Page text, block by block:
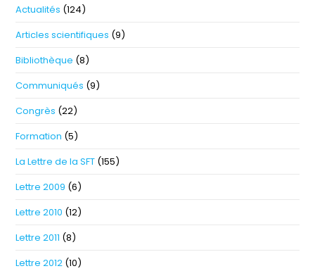
Actualités (124)
Articles scientifiques (9)
Bibliothèque (8)
Communiqués (9)
Congrès (22)
Formation (5)
La Lettre de la SFT (155)
Lettre 2009 (6)
Lettre 2010 (12)
Lettre 2011 (8)
Lettre 2012 (10)